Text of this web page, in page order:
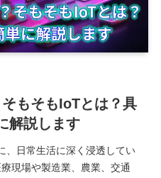
もそもIoTとは？具
解説します
、日常生活に深く浸透してい
現場や製造業、農業、交通